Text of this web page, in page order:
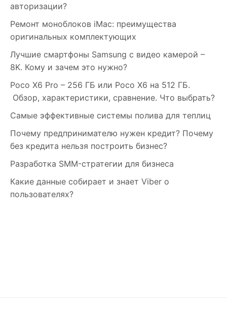
авторизации?
Ремонт моноблоков iMac: преимущества
оригинальных комплектующих
Лучшие смартфоны Samsung c видео камерой –
8K. Кому и зачем это нужно?
Poco X6 Pro – 256 ГБ или Poco X6 на 512 ГБ.
Обзор, характеристики, сравнение. Что выбрать?
Самые эффективные системы полива для теплиц
Почему предпринимателю нужен кредит? Почему
без кредита нельзя построить бизнес?
Разработка SMM-стратегии для бизнеса
Какие данные собирает и знает Viber о
пользователях?